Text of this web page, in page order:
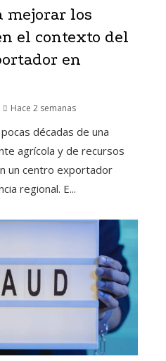
mejorar los
el contexto del
en
Hace 2 semanas
décadas de una
agrícola y de recursos
un centro exportador
regional. E...